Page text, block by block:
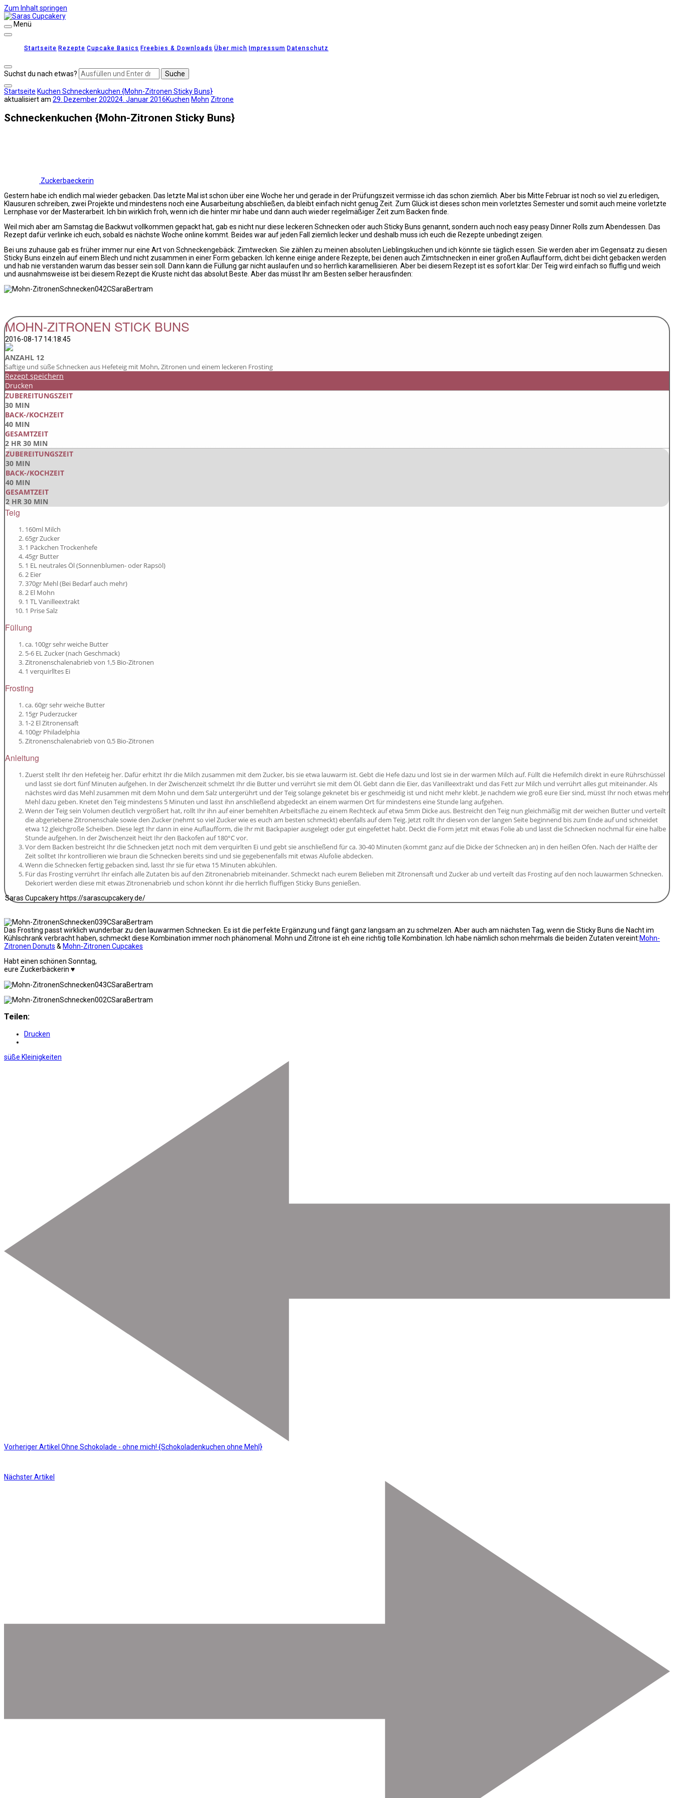
Zum Inhalt springen
Menü
Startseite Rezepte Cupcake Basics Freebies & Downloads Über mich Impressum Datenschutz
Suchst du nach etwas?
Startseite Kuchen Schneckenkuchen {Mohn-Zitronen Sticky Buns}
aktualisiert am 29. Dezember 202024. Januar 2016Kuchen Mohn Zitrone
Schneckenkuchen {Mohn-Zitronen Sticky Buns}
Zuckerbaeckerin
Gestern habe ich endlich mal wieder gebacken. Das letzte Mal ist schon über eine Woche her und gerade in der Prüfungszeit vermisse ich das schon ziemlich. Aber bis Mitte Februar ist noch so viel zu erledigen,
Klausuren schreiben, zwei Projekte und mindestens noch eine Ausarbeitung abschließen, da bleibt einfach nicht genug Zeit. Zum Glück ist dieses schon mein vorletztes Semester und somit auch meine vorletzte
Lernphase vor der Masterarbeit. Ich bin wirklich froh, wenn ich die hinter mir habe und dann auch wieder regelmäßiger Zeit zum Backen finde.
Weil mich aber am Samstag die Backwut vollkommen gepackt hat, gab es nicht nur diese leckeren Schnecken oder auch Sticky Buns genannt, sondern auch noch easy peasy Dinner Rolls zum Abendessen. Das
Rezept dafür verlinke ich euch, sobald es nächste Woche online kommt. Beides war auf jeden Fall ziemlich lecker und deshalb muss ich euch die Rezepte unbedingt zeigen.
Bei uns zuhause gab es früher immer nur eine Art von Schneckengebäck: Zimtwecken. Sie zählen zu meinen absoluten Lieblingskuchen und ich könnte sie täglich essen. Sie werden aber im Gegensatz zu diesen
Sticky Buns einzeln auf einem Blech und nicht zusammen in einer Form gebacken. Ich kenne einige andere Rezepte, bei denen auch Zimtschnecken in einer großen Auflaufform, dicht bei dicht gebacken werden
und hab nie verstanden warum das besser sein soll. Dann kann die Füllung gar nicht auslaufen und so herrlich karamellisieren. Aber bei diesem Rezept ist es sofort klar: Der Teig wird einfach so fluffig und weich
und ausnahmsweise ist bei diesem Rezept die Kruste nicht das absolut Beste. Aber das müsst Ihr am Besten selber herausfinden:
MOHN-ZITRONEN STICK BUNS
2016-08-17 14:18:45
ANZAHL 12
Saftige und süße Schnecken aus Hefeteig mit Mohn, Zitronen und einem leckeren Frosting
Rezept speichern
Drucken
ZUBEREITUNGSZEIT
30 MIN
BACK-/KOCHZEIT
40 MIN
GESAMTZEIT
2 HR 30 MIN
ZUBEREITUNGSZEIT
30 MIN
BACK-/KOCHZEIT
40 MIN
GESAMTZEIT
2 HR 30 MIN
Teig
160ml Milch
65gr Zucker
1 Päckchen Trockenhefe
45gr Butter
1 EL neutrales Öl (Sonnenblumen- oder Rapsöl)
2 Eier
370gr Mehl (Bei Bedarf auch mehr)
2 El Mohn
1 TL Vanilleextrakt
1 Prise Salz
Füllung
ca. 100gr sehr weiche Butter
5-6 EL Zucker (nach Geschmack)
Zitronenschalenabrieb von 1,5 Bio-Zitronen
1 verquirlltes Ei
Frosting
ca. 60gr sehr weiche Butter
15gr Puderzucker
1-2 El Zitronensaft
100gr Philadelphia
Zitronenschalenabrieb von 0,5 Bio-Zitronen
Anleitung
Zuerst stellt Ihr den Hefeteig her. Dafür erhitzt Ihr die Milch zusammen mit dem Zucker, bis sie etwa lauwarm ist. Gebt die Hefe dazu und löst sie in der warmen Milch auf. Füllt die Hefemilch direkt in eure Rührschüssel
und lasst sie dort fünf Minuten aufgehen. In der Zwischenzeit schmelzt Ihr die Butter und verrührt sie mit dem Öl. Gebt dann die Eier, das Vanilleextrakt und das Fett zur Milch und verrührt alles gut miteinander. Als
nächstes wird das Mehl zusammen mit dem Mohn und dem Salz untergerührt und der Teig solange geknetet bis er geschmeidig ist und nicht mehr klebt. Je nachdem wie groß eure Eier sind, müsst Ihr noch etwas mehr
Mehl dazu geben. Knetet den Teig mindestens 5 Minuten und lasst ihn anschließend abgedeckt an einem warmen Ort für mindestens eine Stunde lang aufgehen.
Wenn der Teig sein Volumen deutlich vergrößert hat, rollt Ihr ihn auf einer bemehlten Arbeitsfläche zu einem Rechteck auf etwa 5mm Dicke aus. Bestreicht den Teig nun gleichmäßig mit der weichen Butter und verteilt
die abgeriebene Zitronenschale sowie den Zucker (nehmt so viel Zucker wie es euch am besten schmeckt) ebenfalls auf dem Teig. Jetzt rollt Ihr diesen von der langen Seite beginnend bis zum Ende auf und schneidet
etwa 12 gleichgroße Scheiben. Diese legt Ihr dann in eine Auflaufform, die Ihr mit Backpapier ausgelegt oder gut eingefettet habt. Deckt die Form jetzt mit etwas Folie ab und lasst die Schnecken nochmal für eine halbe
Stunde aufgehen. In der Zwischenzeit heizt Ihr den Backofen auf 180°C vor.
Vor dem Backen bestreicht Ihr die Schnecken jetzt noch mit dem verquirlten Ei und gebt sie anschließend für ca. 30-40 Minuten (kommt ganz auf die Dicke der Schnecken an) in den heißen Ofen. Nach der Hälfte der
Zeit solltet Ihr kontrollieren wie braun die Schnecken bereits sind und sie gegebenenfalls mit etwas Alufolie abdecken.
Wenn die Schnecken fertig gebacken sind, lasst Ihr sie für etwa 15 Minuten abkühlen.
Für das Frosting verrührt Ihr einfach alle Zutaten bis auf den Zitronenabrieb miteinander. Schmeckt nach eurem Belieben mit Zitronensaft und Zucker ab und verteilt das Frosting auf den noch lauwarmen Schnecken.
Dekoriert werden diese mit etwas Zitronenabrieb und schon könnt ihr die herrlich fluffigen Sticky Buns genießen.
Saras Cupcakery https://sarascupcakery.de/
Das Frosting passt wirklich wunderbar zu den lauwarmen Schnecken. Es ist die perfekte Ergänzung und fängt ganz langsam an zu schmelzen. Aber auch am nächsten Tag, wenn die Sticky Buns die Nacht im
Kühlschrank verbracht haben, schmeckt diese Kombination immer noch phänomenal. Mohn und Zitrone ist eh eine richtig tolle Kombination. Ich habe nämlich schon mehrmals die beiden Zutaten vereint:Mohn-
Zitronen Donuts & Mohn-Zitronen Cupcakes
Habt einen schönen Sonntag,
eure Zuckerbäckerin ♥
Teilen:
Drucken
süße Kleinigkeiten
Vorheriger Artikel Ohne Schokolade - ohne mich! {Schokoladenkuchen ohne Mehl}
Nächster Artikel